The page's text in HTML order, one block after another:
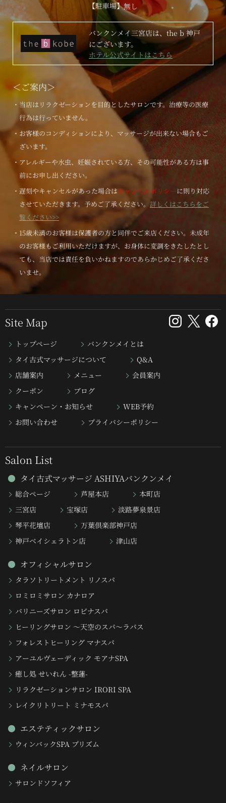
【駐車場】無し
バンクンメイ三宮店は、the b 神戸
にございます。
ホテル公式サイトはこちら
＜ご案内＞
・当店はリラクゼーションを目的としたサロンです。治療等の医療
行為は行っていません。
・お客様のコンディションにより、マッサージが出来ない場合もご
ざいます。
・アレルギーや水虫、妊娠されている方、その可能性がある方は事
前にお申し出ください。
・遅刻やキャンセルがあった場合はキャンセルポリシーに則り対応
させていただきます。予めご了承ください。 詳しくはこちらをご
覧ください>>
・15歳未満のお客様は保護者の方と同伴でご来店ください。未成年
のお客様もご利用いただけますが、お身体に変調をきたしたとし
ても、当店では責任を負いかねますのであらかじめご了承くださ
いませ。
Site Map
トップページ
バンクンメイとは
タイ古式マッサージについて
Q&A
店舗案内
メニュー
会員案内
クーポン
ブログ
キャンペーン・お知らせ
WEB予約
お問い合わせ
プライバシーポリシー
Salon List
タイ古式マッサージ ASHIYAバンクンメイ
総合ページ 芦屋本店
本町店
三宮店
宝塚店
淡路夢泉景店
琴平花壇店
万葉倶楽部神戸店
神戸ベイシェラトン店
津山店
オフィシャルサロン
タラソトリートメント リノスパ
ロミロミサロン カナロア
バリニーズサロン ロビナスパ
ヒーリングサロン 〜天空のスパ〜ラパス
フォレストヒーリング マナスパ
アーユルヴェーディック モアナSPA
癒し処 せいれん -整蓮-
リラクゼーションサロン IRORI SPA
レイクリトリート ミナモスパ
エステティックサロン
ウィンバックSPA プリズム
ネイルサロン
サロンドソフィア